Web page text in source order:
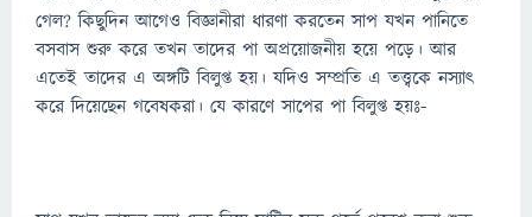
গেল? কিছুদিন আগেও বিজ্ঞানীরা ধারণা করতেন সাপ যখন পানিতে
বসবাস শুরু করে তখন তাদের পা অপ্রয়োজনীয় হয়ে পড়ে। আর
এতেই তাদের এ অঙ্গটি বিলুপ্ত হয়। যদিও সম্প্রতি এ তত্ত্বকে নস্যাৎ
করে দিয়েছেন গবেষকরা। যে কারণে সাপের পা বিলুপ্ত হয়ঃ-